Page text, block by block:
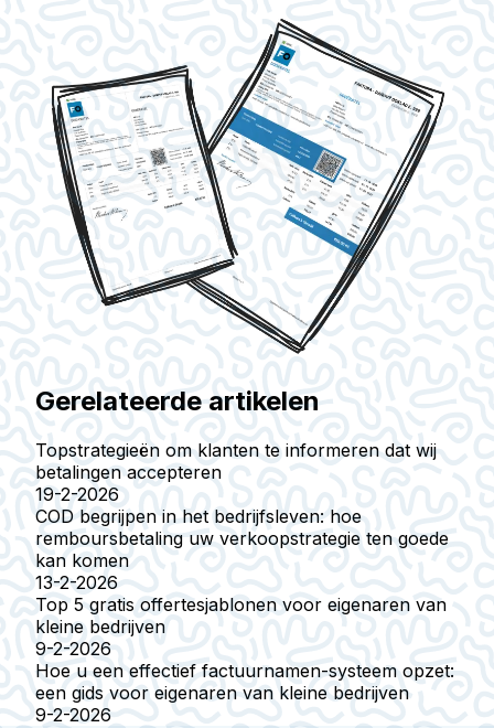
Gerelateerde artikelen
Topstrategieën om klanten te informeren dat wij
betalingen accepteren
19-2-2026
COD begrijpen in het bedrijfsleven: hoe
remboursbetaling uw verkoopstrategie ten goede
kan komen
13-2-2026
Top 5 gratis offertesjablonen voor eigenaren van
kleine bedrijven
9-2-2026
Hoe u een effectief factuurnamen-systeem opzet:
een gids voor eigenaren van kleine bedrijven
9-2-2026